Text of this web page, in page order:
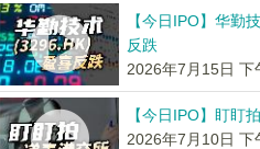
【今日IPO】华勤
反跌
2026年7月15日 下
【今日IPO】盯盯
2026年7月10日 下